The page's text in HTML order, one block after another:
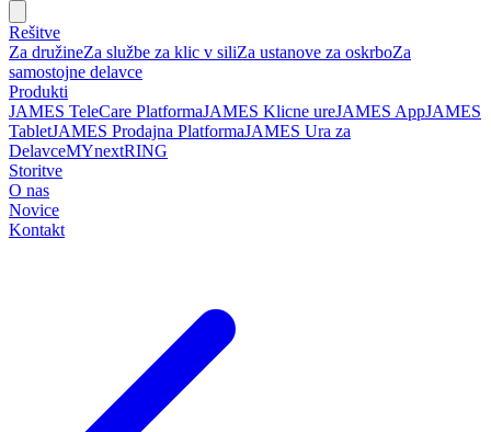
Rešitve
Za družineZa službe za klic v siliZa ustanove za oskrboZa
samostojne delavce
Produkti
JAMES TeleCare PlatformaJAMES Klicne ureJAMES AppJAMES
TabletJAMES Prodajna PlatformaJAMES Ura za
DelavceMYnextRING
Storitve
O nas
Novice
Kontakt